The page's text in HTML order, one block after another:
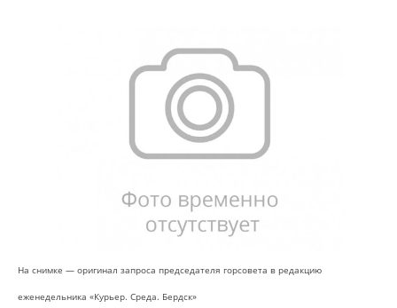
На снимке — оригинал запроса председателя горсовета в редакцию
еженедельника «Курьер. Среда. Бердск»